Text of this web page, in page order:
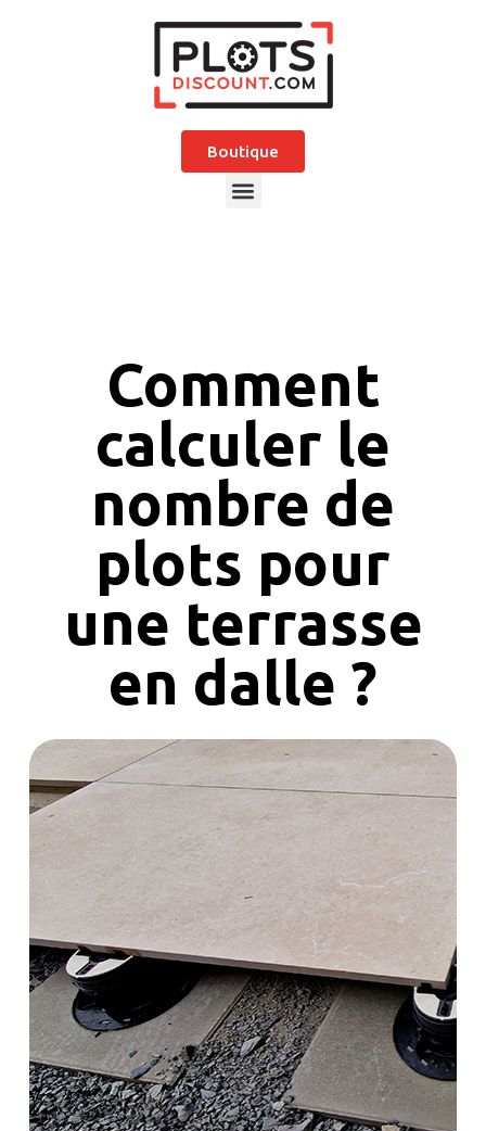
Boutique
Comment
calculer le
nombre de
plots pour
une terrasse
en dalle ?